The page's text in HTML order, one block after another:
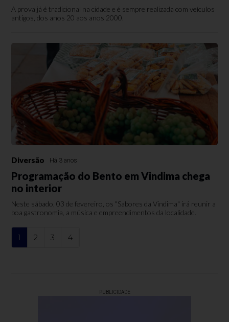
A prova já é tradicional na cidade e é sempre realizada com veículos
antigos, dos anos 20 aos anos 2000.
Diversão Há 3 anos
Programação do Bento em Vindima chega
no interior
Neste sábado, 03 de fevereiro, os "Sabores da Vindima" irá reunir a
boa gastronomia, a música e empreendimentos da localidade.
1 2 3 4
PUBLICIDADE